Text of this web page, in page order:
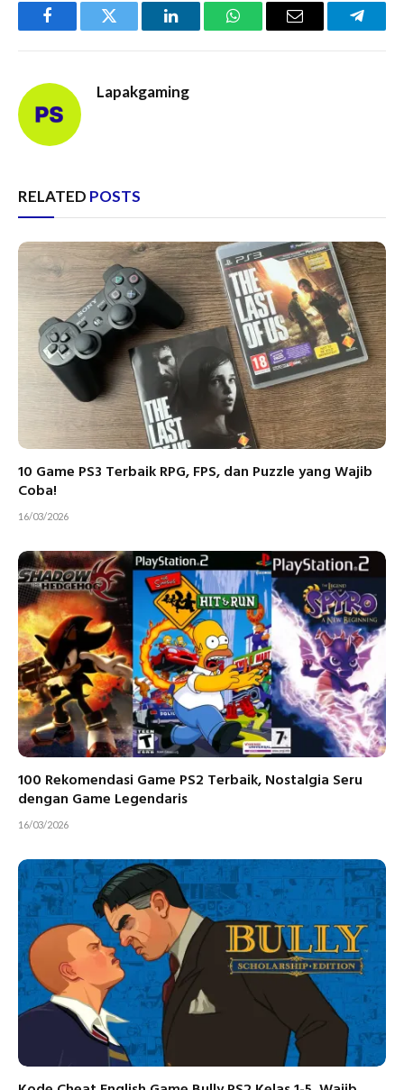
FacebookTwitter LinkedInWhatsAppEmail
Lapakgaming
RELATED POSTS
10 Game PS3 Terbaik RPG, FPS, dan Puzzle yang Wajib
Coba!
16/03/2026
100 Rekomendasi Game PS2 Terbaik, Nostalgia Seru
dengan Game Legendaris
16/03/2026